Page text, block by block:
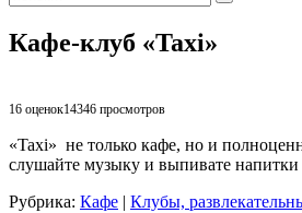
Кафе-клуб «Taxi»
16 оценок14346 просмотров
«Taxi» не только кафе, но и
слушайте музыку и выпивате напитки
Рубрика: Кафе | Клубы,